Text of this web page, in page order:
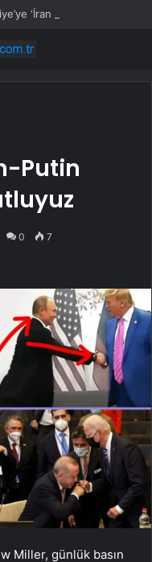
Putin
0 7
Miller, günlük basın